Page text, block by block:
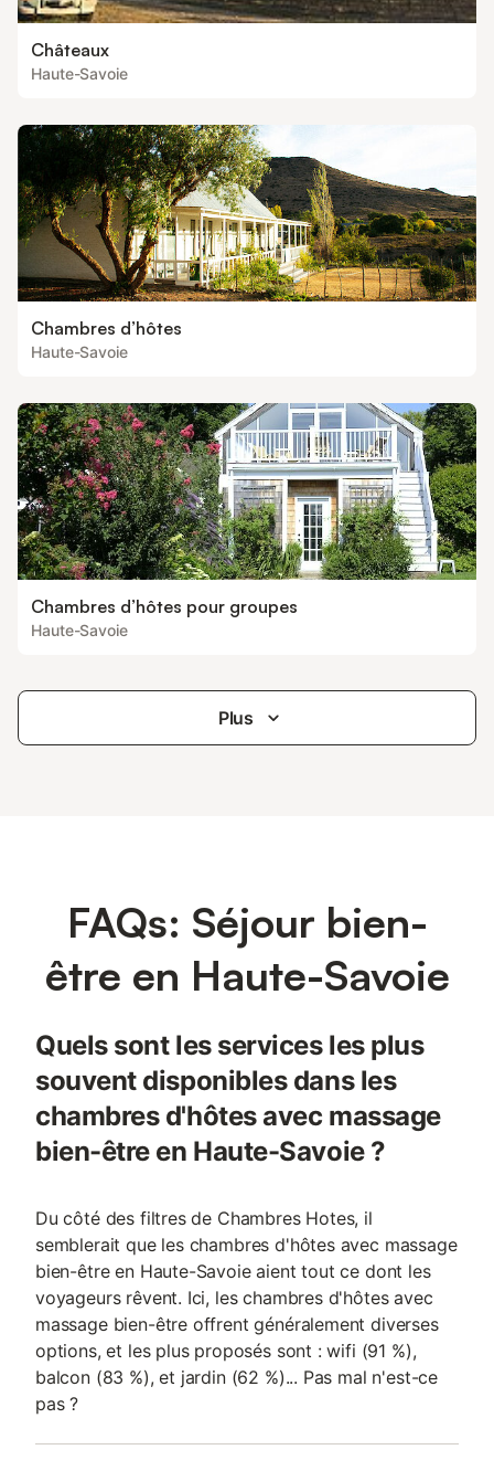
Châteaux
Haute-Savoie
Chambres d’hôtes
Haute-Savoie
Chambres d’hôtes pour groupes
Haute-Savoie
Plus
FAQs: Séjour bien-
être en Haute-Savoie
Quels sont les services les plus
souvent disponibles dans les
chambres d'hôtes avec massage
bien-être en Haute-Savoie ?
Du côté des filtres de Chambres Hotes, il
semblerait que les chambres d'hôtes avec massage
bien-être en Haute-Savoie aient tout ce dont les
voyageurs rêvent. Ici, les chambres d'hôtes avec
massage bien-être offrent généralement diverses
options, et les plus proposés sont : wifi (91 %),
balcon (83 %), et jardin (62 %)... Pas mal n'est-ce
pas ?